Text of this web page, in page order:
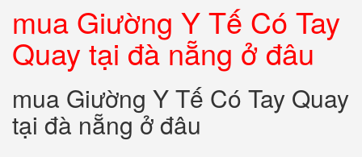
mua Giường Y Tế Có Tay
Quay tại đà nẵng ở đâu
mua Giường Y Tế Có Tay Quay
tại đà nẵng ở đâu